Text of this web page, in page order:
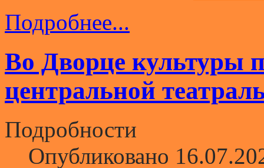
Подробнее...
Во Дворце культуры
центральной
Подробности
Опубликовано